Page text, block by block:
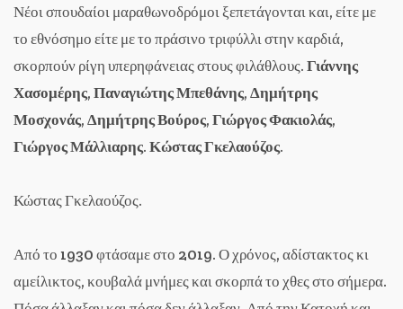
Νέοι σπουδαίοι μαραθωνοδρόμοι ξεπετάγονται και, είτε με
το εθνόσημο είτε με το πράσινο τριφύλλι στην καρδιά,
σκορπούν ρίγη υπερηφάνειας στους φιλάθλους.Γιάννης
Χασομέρης,Παναγιώτης Μπεθάνης,Δημήτρης
Μοσχονάς,Δημήτρης Βούρος,Γιώργος Φακιολάς,
Γιώργος Μάλλιαρης.Κώστας Γκελαούζος.
Κώστας Γκελαούζος.
Από το 1930 φτάσαμε στο 2019. Ο χρόνος, αδίστακτος κι
αμείλικτος, κουβαλά μνήμες και σκορπά το χθες στο σήμερα.